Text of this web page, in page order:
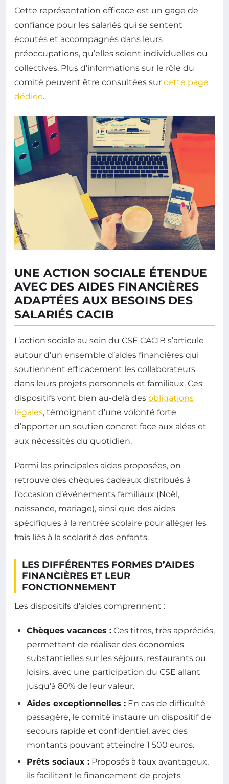
Cette représentation efficace est un gage de
confiance pour les salariés qui se sentent
écoutés et accompagnés dans leurs
préoccupations, qu’elles soient individuelles ou
collectives. Plus d’informations sur le rôle du
comité peuvent être consultées sur cette page
dédiée.
UNE ACTION SOCIALE ÉTENDUE
AVEC DES AIDES FINANCIÈRES
ADAPTÉES AUX BESOINS DES
SALARIÉS CACIB
L’action sociale au sein du CSE CACIB s’articule
autour d’un ensemble d’aides financières qui
soutiennent efficacement les collaborateurs
dans leurs projets personnels et familiaux. Ces
dispositifs vont bien au-delà des obligations
légales, témoignant d’une volonté forte
d’apporter un soutien concret face aux aléas et
aux nécessités du quotidien.
Parmi les principales aides proposées, on
retrouve des chèques cadeaux distribués à
l’occasion d’événements familiaux (Noël,
naissance, mariage), ainsi que des aides
spécifiques à la rentrée scolaire pour alléger les
frais liés à la scolarité des enfants.
LES DIFFÉRENTES FORMES D’AIDES
FINANCIÈRES ET LEUR
FONCTIONNEMENT
Les dispositifs d’aides comprennent :
Chèques vacances : Ces titres, très appréciés,
permettent de réaliser des économies
substantielles sur les séjours, restaurants ou
loisirs, avec une participation du CSE allant
jusqu’à 80% de leur valeur.
Aides exceptionnelles : En cas de difficulté
passagère, le comité instaure un dispositif de
secours rapide et confidentiel, avec des
montants pouvant atteindre 1 500 euros.
Prêts sociaux : Proposés à taux avantageux,
ils facilitent le financement de projets